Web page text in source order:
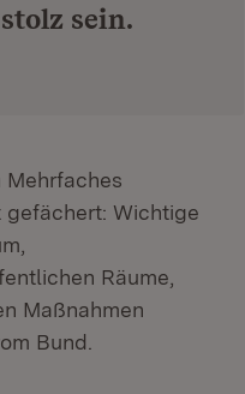
sein.
Mehrfaches
Wichtige
Räume,
Maßnahmen
Bund.